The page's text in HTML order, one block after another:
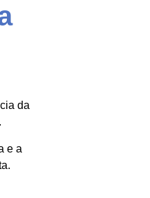
da
e a